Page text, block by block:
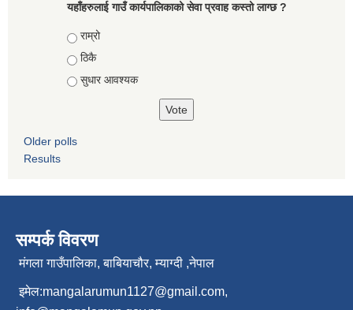
यहाँहरुलाई गाउँ कार्यपालिकाको सेवा प्रवाह कस्तो लाग्छ ?
Choices
राम्रो
ठिकै
सुधार आवश्यक
Older polls
Results
सम्पर्क विवरण
मंगला गाउँपालिका, बाबियाचौर, म्याग्दी ,नेपाल
इमेल:mangalarumun1127@gmail.com,